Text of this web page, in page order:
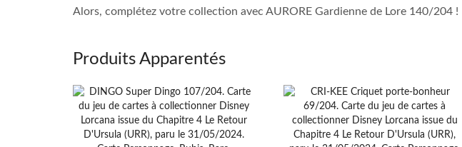
Alors, complétez votre collection avec AURORE Gardienne de Lore 140/204 !
Produits Apparentés